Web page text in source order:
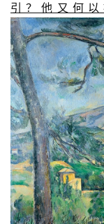
引？他又何